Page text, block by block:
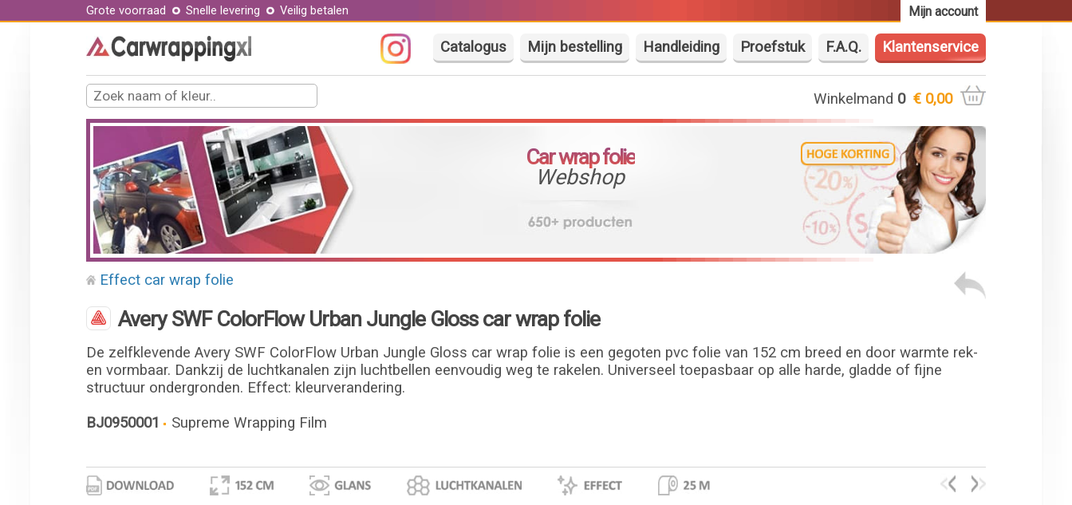
Mijn account
Grote voorraad Snelle levering Veilig betalen
Catalogus Mijn bestelling Handleiding Proefstuk F.A.Q. Klantenservice
Winkelmand 0 € 0,00
Car wrap folie
Webshop
Effect car wrap folie
Avery SWF ColorFlow Urban Jungle Gloss car wrap folie
De zelfklevende Avery SWF ColorFlow Urban Jungle Gloss car wrap folie is een gegoten pvc folie van 152 cm breed en door warmte rek-
en vormbaar. Dankzij de luchtkanalen zijn luchtbellen eenvoudig weg te rakelen. Universeel toepasbaar op alle harde, gladde of fijne
structuur ondergronden. Effect: kleurverandering.
BJ0950001
Supreme Wrapping Film